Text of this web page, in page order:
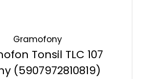
Gramofony
Tonsil TLC 107
(5907972810819)